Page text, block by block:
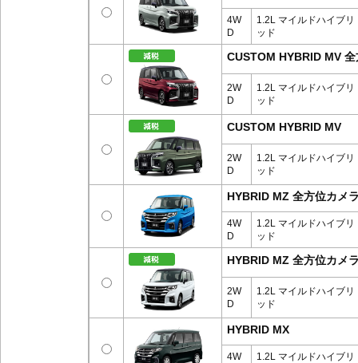
4W
D
1.2L マイルドハイブリ
ッド
CUSTOM HYBRID MV
2W
D
1.2L マイルドハイブリ
ッド
CUSTOM HYBRID MV
2W
D
1.2L マイルドハイブリ
ッド
HYBRID MZ 全方位カメ
4W
D
1.2L マイルドハイブリ
ッド
HYBRID MZ 全方位カメ
2W
D
1.2L マイルドハイブリ
ッド
HYBRID MX
4W
1.2L マイルドハイブリ